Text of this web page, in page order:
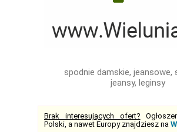
spodnie damskie, jeansowe,
jeansy, leginsy
Brak interesujących ofert?
Polski, a nawet Europy znajdziesz na